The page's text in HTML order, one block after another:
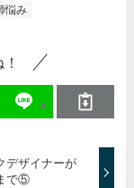
悩み
デザイナーが
で⑤